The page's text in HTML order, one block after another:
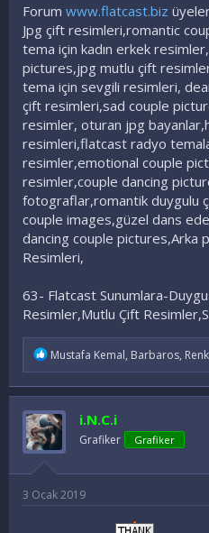
Forum www.flatcast.biz
Jpg çift resimleri,romantic
tema için kadın erkek
pictures,jpg mutlu çift
tema için sevgili resimleri,
çift resimleri,sad couple
resimler, oturan jpg
resimleri,flatcast radyo
resimler,emotional couple
resimler,couple dancing
fotograflar,romantik duygulu
couple images,güzel dans
dancing couple pictures,Arka
Resimleri,
63- Flatcast Sunumlara-
Resimler,Mutlu Çift
İ
d
e
l
e
r
:
Mustafa Kemal, Barbaros,
i.N.C.i
Grafiker Grafiker
3 Ocak 2019